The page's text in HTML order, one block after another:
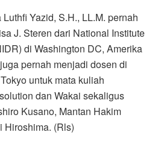
Yazid, S.H., LL.M. pernah
J. Steren dari National Institute
di Washington DC, Amerika
pernah menjadi dosen di
untuk mata kuliah
dan Wakai sekaligus
Kusano, Mantan Hakim
(Rls)